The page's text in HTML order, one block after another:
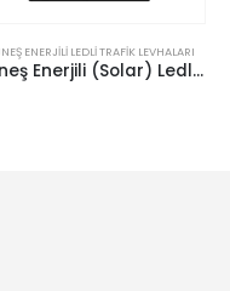
ENERJILI LEDLI TRAFIK LEVHALARI
Güneş Enerjili (Solar) Ledli Gevşek Zeminli Yol Levhası 60×60 cm